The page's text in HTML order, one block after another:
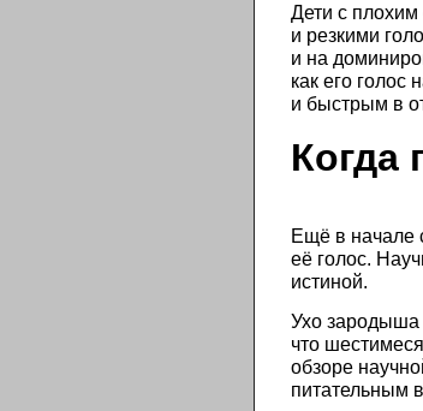
Дети с
и резкими
и на
как его голос
и быстрым в
Когда
Ещё в начале
её голос.
истиной.
Ухо зародыша
что
обзоре
питательным